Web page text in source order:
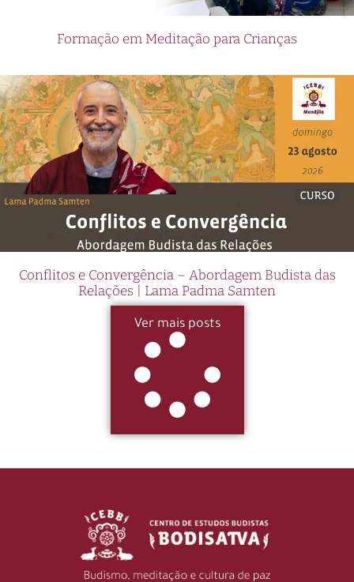
Formação em Meditação para Crianças
Conflitos e Convergência – Abordagem Budista das
Relações | Lama Padma Samten
Ver mais posts